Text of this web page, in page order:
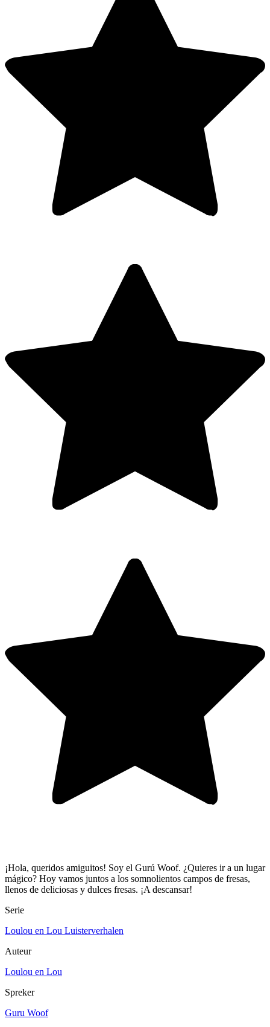
¡Hola, queridos amiguitos! Soy el Gurú Woof. ¿Quieres ir a un lugar
mágico? Hoy vamos juntos a los somnolientos campos de fresas,
llenos de deliciosas y dulces fresas. ¡A descansar!
Serie
Loulou en Lou Luisterverhalen
Auteur
Loulou en Lou
Spreker
Guru Woof